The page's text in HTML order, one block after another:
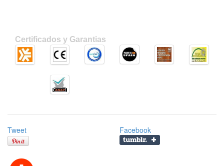
Certificados y Garantias
Tweet Facebook